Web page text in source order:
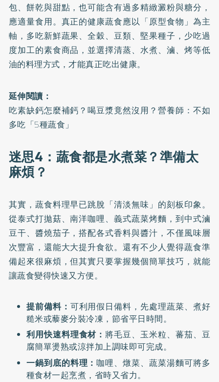
包、餅乾與甜點，也可能含有過多精緻澱粉與糖分，
應適量食用。真正的健康蔬食應以「原型食物」為主
軸，多吃新鮮蔬果、全穀、豆類、堅果種子，少吃過
度加工的素食商品，並選擇清蒸、水煮、滷、烤等低
油的料理方式，才能真正吃出健康。
延伸閱讀：
吃素缺鈣怎麼補鈣？喝豆漿竟然沒用？營養師：不如
多吃「5種蔬食」
迷思4：蔬食都是水煮菜？準備太
麻煩？
其實，蔬食料理早已跳脫「清淡無味」的刻板印象。
從泰式打拋菇、南洋咖哩、義式蔬菜烤麵，到中式滷
豆干、醬燒茄子，搭配各式香料與醬汁，不僅風味層
次豐富，還能大大提升食欲。還有不少人覺得蔬食準
備起來很麻煩，但其實只要掌握幾個簡單技巧，就能
讓蔬食變得快速又方便。
提前備料： 可利用假日備料，先處理蔬菜、煮好
糙米或藜麥分裝冷凍，節省平日時間。
利用快速料理食材：將毛豆、玉米粒、蕃茄、豆
腐簡單燙熟或涼拌加上調味即可完成。
一鍋到底的料理：咖哩、燉菜、蔬菜湯麵可將多
種食材一起烹煮，省時又省力。